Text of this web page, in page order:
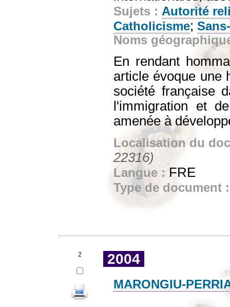
Sujets : Autorité
Catholicisme;
Noms
En rendant
article évoque une
société française
l'immigration et
amenée à
Localisation du
22316)
Langue : FRE
Type de document
2 2004
MARONGIU-